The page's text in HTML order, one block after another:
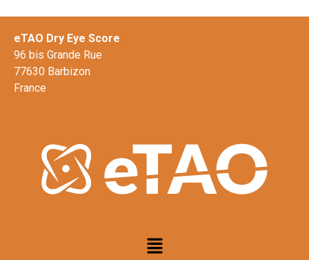
eTAO Dry Eye Score
96 bis Grande Rue
77630 Barbizon
France